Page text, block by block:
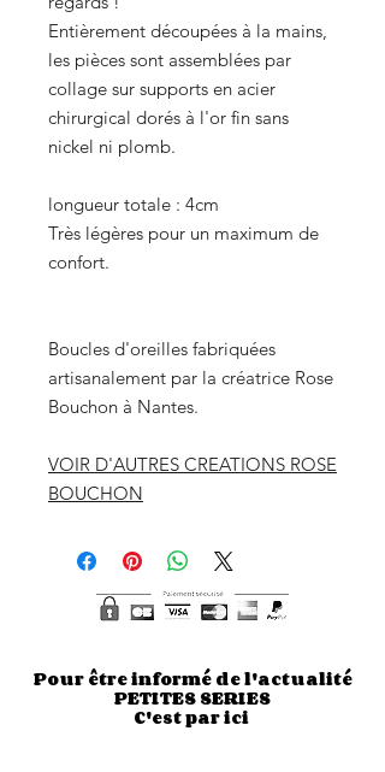
Entièrement découpées à la mains,
les pièces sont assemblées par
collage sur supports en acier
chirurgical dorés à l'or fin sans
nickel ni plomb.
longueur totale : 4cm
Très légères pour un maximum de
confort.
Boucles d'oreilles fabriquées
artisanalement par la créatrice Rose
Bouchon à Nantes.
VOIR D'AUTRES CREATIONS ROSE
BOUCHON
Pour être informé de l'actualité
PETITES SERIES
C'est par ici